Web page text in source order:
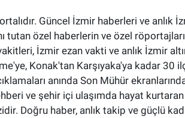
Güncel İzmir haberleri ve anlık
tutan özel haberlerin ve özel
İzmir ezan vakti ve anlık İzmir
Konak'tan Karşıyaka'ya kadar 30
anında Son Mühür
ve şehir içi ulaşımda hayat
Doğru haber, anlık takip ve güçlü